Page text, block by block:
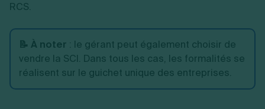
RCS.
📝 À noter : le gérant peut également choisir de
vendre la SCI. Dans tous les cas, les formalités se
réalisent sur le guichet unique des entreprises.